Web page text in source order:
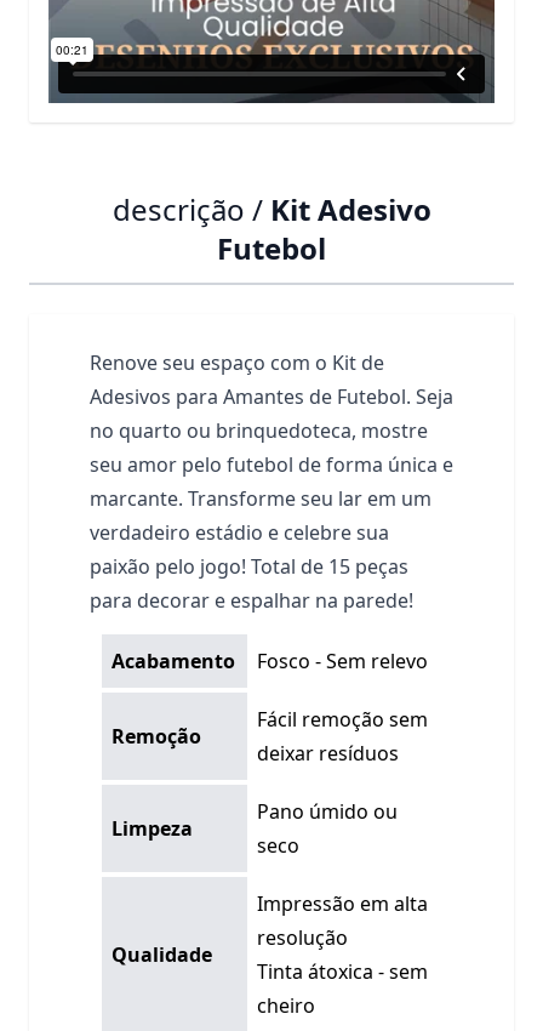
descrição / Kit Adesivo
Futebol
Renove seu espaço com o Kit de
Adesivos para Amantes de Futebol. Seja
no quarto ou brinquedoteca, mostre
seu amor pelo futebol de forma única e
marcante. Transforme seu lar em um
verdadeiro estádio e celebre sua
paixão pelo jogo! Total de 15 peças
para decorar e espalhar na parede!
Acabamento Fosco - Sem relevo
Remoção
Fácil remoção sem
deixar resíduos
Limpeza
Pano úmido ou
seco
Qualidade
Impressão em alta
resolução
Tinta átoxica - sem
cheiro